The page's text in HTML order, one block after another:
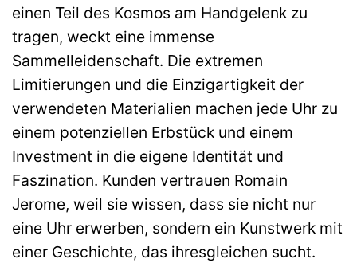
einen Teil des Kosmos am Handgelenk zu
tragen, weckt eine immense
Sammelleidenschaft. Die extremen
Limitierungen und die Einzigartigkeit der
verwendeten Materialien machen jede Uhr zu
einem potenziellen Erbstück und einem
Investment in die eigene Identität und
Faszination. Kunden vertrauen Romain
Jerome, weil sie wissen, dass sie nicht nur
eine Uhr erwerben, sondern ein Kunstwerk mit
einer Geschichte, das ihresgleichen sucht.